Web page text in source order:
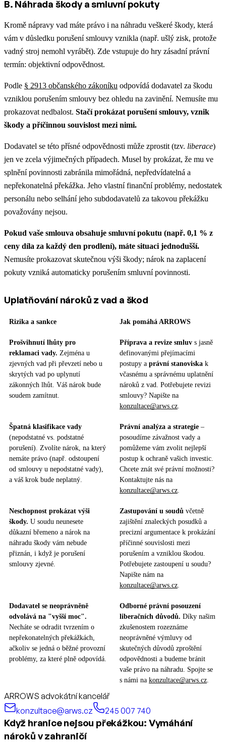
B. Náhrada škody a smluvní pokuty
Kromě nápravy vad máte právo i na náhradu veškeré škody, která
vám v důsledku porušení smlouvy vznikla (např. ušlý zisk, protože
vadný stroj nemohl vyrábět). Zde vstupuje do hry zásadní právní
termín: objektivní odpovědnost.
Podle § 2913 občanského zákoníku odpovídá dodavatel za škodu
vzniklou porušením smlouvy bez ohledu na zavinění. Nemusíte mu
prokazovat nedbalost. Stačí prokázat porušení smlouvy, vznik
škody a příčinnou souvislost mezi nimi.
Dodavatel se této přísné odpovědnosti může zprostit (tzv. liberace)
jen ve zcela výjimečných případech. Musel by prokázat, že mu ve
splnění povinnosti zabránila mimořádná, nepředvídatelná a
nepřekonatelná překážka. Jeho vlastní finanční problémy, nedostatek
personálu nebo selhání jeho subdodavatelů za takovou překážku
považovány nejsou.
Pokud vaše smlouva obsahuje smluvní pokutu (např. 0,1 % z
ceny díla za každý den prodlení), máte situaci jednodušší.
Nemusíte prokazovat skutečnou výši škody; nárok na zaplacení
pokuty vzniká automaticky porušením smluvní povinnosti.
Uplatňování nároků z vad a škod
Rizika a sankce Jak pomáhá ARROWS
Prošvihnutí lhůty pro
reklamaci vady. Zejména u
zjevných vad při převzetí nebo u
skrytých vad po uplynutí
zákonných lhůt. Váš nárok bude
soudem zamítnut.
Příprava a revize smluv s jasně
definovanými přejímacími
postupy a právní stanoviska k
včasnému a správnému uplatnění
nároků z vad. Potřebujete revizi
smlouvy? Napište na
konzultace@arws.cz
Špatná klasifikace vady
(nepodstatné vs. podstatné
porušení). Zvolíte nárok, na který
nemáte právo (např. odstoupení
od smlouvy u nepodstatné vady),
a váš krok bude neplatný.
Právní analýza a strategie –
posoudíme závažnost vady a
pomůžeme vám zvolit nejlepší
postup k ochraně vašich investic.
Chcete znát své právní možnosti?
Kontaktujte nás na
konzultace@arws.cz
Neschopnost prokázat výši
škody. U soudu neunesete
důkazní břemeno a nárok na
náhradu škody vám nebude
přiznán, i když je porušení
smlouvy zjevné.
Zastupování u soudů včetně
zajištění znaleckých posudků a
precizní argumentace k prokázání
příčinné souvislosti mezi
porušením a vzniklou škodou.
Potřebujete zastoupení u soudu?
Napište nám na
konzultace@arws.cz
Dodavatel se neoprávněně
odvolává na "vyšší moc".
Necháte se odradit tvrzením o
nepřekonatelných překážkách,
ačkoliv se jedná o běžné provozní
problémy, za které plně odpovídá.
Odborné právní posouzení
liberačních důvodů. Díky našim
zkušenostem rozeznáme
neoprávněné výmluvy od
skutečných důvodů zproštění
odpovědnosti a budeme bránit
vaše právo na náhradu. Spojte se
s námi na konzultace@arws.cz
ARROWS advokátní kancelář
konzultace@arws.cz
245 007 740
Když hranice nejsou překážkou: Vymáhání
nároků v zahraničí